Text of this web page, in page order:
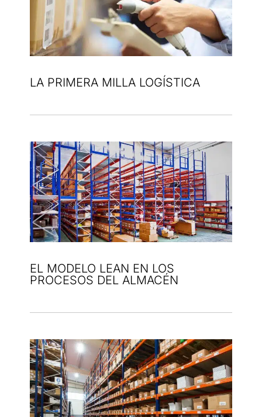
LA PRIMERA MILLA LOGÍSTICA
EL MODELO LEAN EN LOS
PROCESOS DEL ALMACÉN